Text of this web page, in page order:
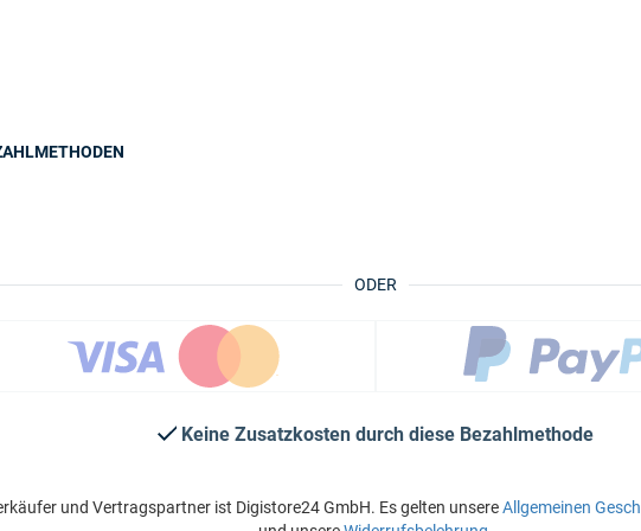
ODER
Keine Zusatzkosten durch diese Bezahlmethode
und Vertragspartner ist Digistore24 GmbH. Es gelten unsereAllgemeinen